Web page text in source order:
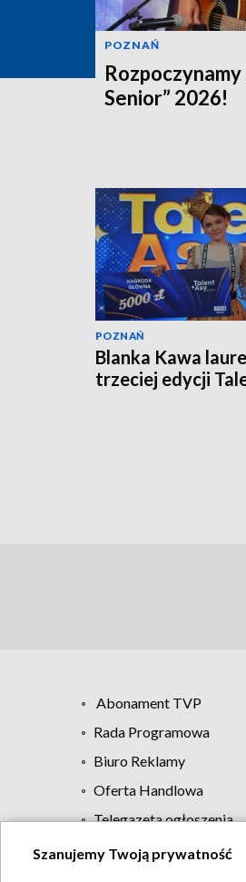
POZNAŃ
Senior” 2026!
POZNAŃ
Blanka Kawa
trzeciej edycji
Abonament TVP
Rada Programowa
Biuro Reklamy
Oferta Handlowa
Telegazeta ogłoszenia
Szanujemy Twoją prywatność